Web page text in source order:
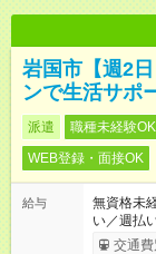
岩国市【週2
ンで生活サポ
派遣 職種未経験OK
WEB登録・面接OK
給与
無資格未
い／週払
完了次第
交通費